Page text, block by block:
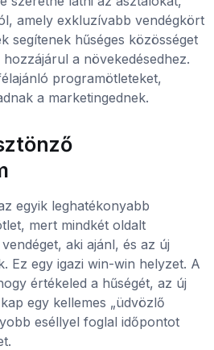
amely exkluzívabb vendégkört
segítenek hűséges közösséget
a növekedésedhez.
programötleteket,
a marketingednek.
egyik leghatékonyabb
mert mindkét oldalt
aki ajánl, és az új
Ez egy igazi win-win helyzet. A
értékeled a hűségét, az új
egy kellemes „üdvözlő
eséllyel foglal időpontot